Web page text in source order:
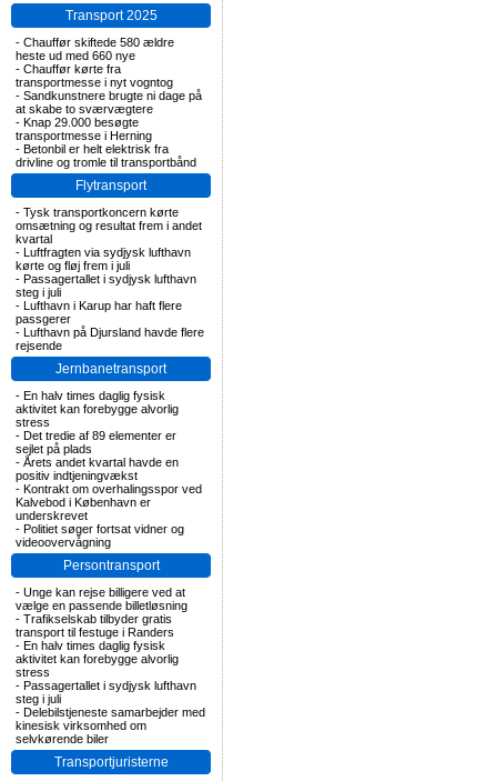
Transport 2025
- Chauffør skiftede 580 ældre
heste ud med 660 nye
- Chauffør kørte fra
transportmesse i nyt vogntog
- Sandkunstnere brugte ni dage på
at skabe to sværvægtere
- Knap 29.000 besøgte
transportmesse i Herning
- Betonbil er helt elektrisk fra
drivline og tromle til transportbånd
Flytransport
- Tysk transportkoncern kørte
omsætning og resultat frem i andet
kvartal
- Luftfragten via sydjysk lufthavn
kørte og fløj frem i juli
- Passagertallet i sydjysk lufthavn
steg i juli
- Lufthavn i Karup har haft flere
passgerer
- Lufthavn på Djursland havde flere
rejsende
Jernbanetransport
- En halv times daglig fysisk
aktivitet kan forebygge alvorlig
stress
- Det tredie af 89 elementer er
sejlet på plads
- Årets andet kvartal havde en
positiv indtjeningvækst
- Kontrakt om overhalingsspor ved
Kalvebod i København er
underskrevet
- Politiet søger fortsat vidner og
videoovervågning
Persontransport
- Unge kan rejse billigere ved at
vælge en passende billetløsning
- Trafikselskab tilbyder gratis
transport til festuge i Randers
- En halv times daglig fysisk
aktivitet kan forebygge alvorlig
stress
- Passagertallet i sydjysk lufthavn
steg i juli
- Delebilstjeneste samarbejder med
kinesisk virksomhed om
selvkørende biler
Transportjuristerne